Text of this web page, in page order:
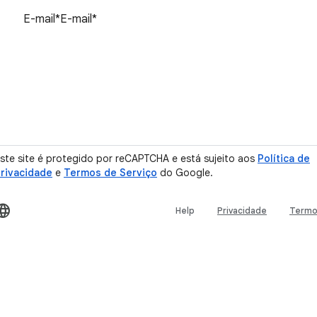
site é protegido por reCAPTCHA e está sujeito aos Política de
e Termos de Serviço do Google.
Help Privacidade